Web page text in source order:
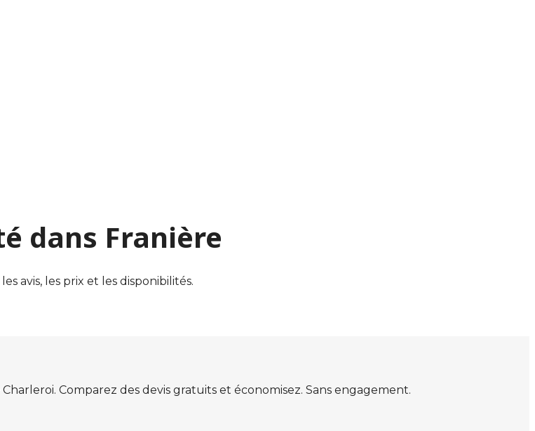
dans Franière
avis, les prix et les disponibilités.
Comparez des devis gratuits et économisez. Sans engagement.